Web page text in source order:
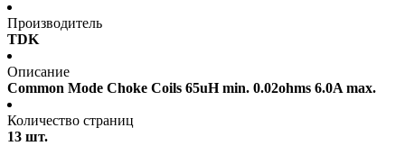
Производитель
TDK
Описание
Common Mode Choke Coils 65uH min. 0.02ohms 6.0A max.
Количество страниц
13 шт.